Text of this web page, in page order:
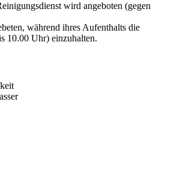
wird angeboten (gegen
während ihres Aufenthalts die
10.00 Uhr) einzuhalten.